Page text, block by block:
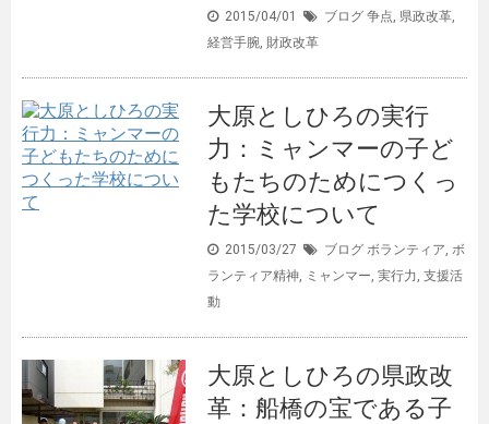
2015/04/01 ブログ 争点, 県政改革,
経営手腕, 財政改革
大原としひろの実行
力：ミャンマーの子ど
もたちのためにつくっ
た学校について
2015/03/27 ブログ ボランティア, ボ
ランティア精神, ミャンマー, 実行力, 支援活
動
大原としひろの県政改
革：船橋の宝である子